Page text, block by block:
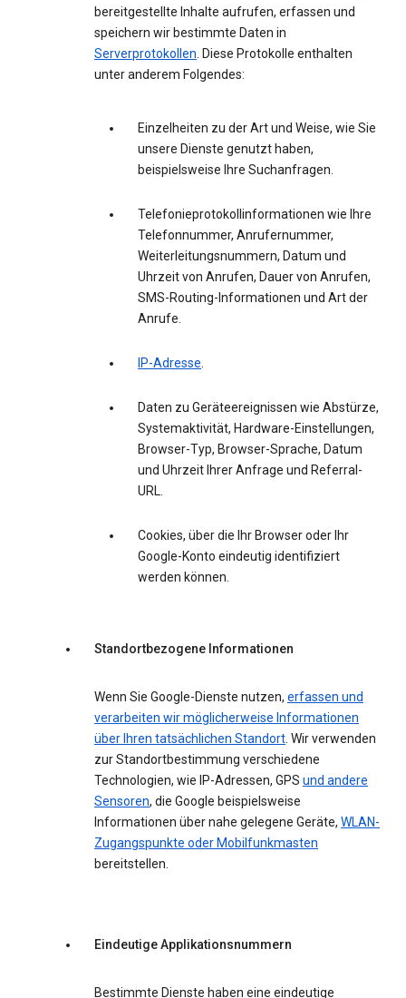
bereitgestellte Inhalte aufrufen, erfassen und
speichern wir bestimmte Daten in
Serverprotokollen. Diese Protokolle enthalten
unter anderem Folgendes:
Einzelheiten zu der Art und Weise, wie Sie
unsere Dienste genutzt haben,
beispielsweise Ihre Suchanfragen.
Telefonieprotokollinformationen wie Ihre
Telefonnummer, Anrufernummer,
Weiterleitungsnummern, Datum und
Uhrzeit von Anrufen, Dauer von Anrufen,
SMS-Routing-Informationen und Art der
Anrufe.
IP-Adresse.
Daten zu Geräteereignissen wie Abstürze,
Systemaktivität, Hardware-Einstellungen,
Browser-Typ, Browser-Sprache, Datum
und Uhrzeit Ihrer Anfrage und Referral-
URL.
Cookies, über die Ihr Browser oder Ihr
Google-Konto eindeutig identifiziert
werden können.
Standortbezogene Informationen
Wenn Sie Google-Dienste nutzen, erfassen und
verarbeiten wir möglicherweise Informationen
über Ihren tatsächlichen Standort. Wir verwenden
zur Standortbestimmung verschiedene
Technologien, wie IP-Adressen, GPS und andere
Sensoren, die Google beispielsweise
Informationen über nahe gelegene Geräte, WLAN-
Zugangspunkte oder Mobilfunkmasten
bereitstellen.
Eindeutige Applikationsnummern
Bestimmte Dienste haben eine eindeutige